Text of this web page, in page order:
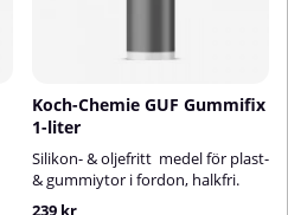
Koch-Chemie GUF Gummifix
1-liter
Silikon- & oljefritt medel för plast-
& gummiytor i fordon, halkfri.
239 kr